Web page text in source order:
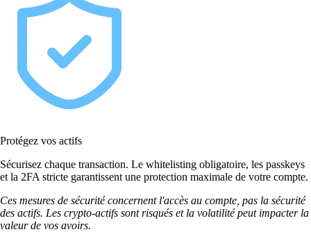
Protégez vos actifs
Sécurisez chaque transaction. Le whitelisting obligatoire, les passkeys
et la 2FA stricte garantissent une protection maximale de votre compte.
Ces mesures de sécurité concernent l'accès au compte, pas la sécurité
des actifs. Les crypto-actifs sont risqués et la volatilité peut impacter la
valeur de vos avoirs.